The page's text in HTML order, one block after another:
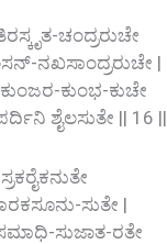
ಚಂದ್ರರುಚೇ
ನಖಸಾಂದ್ರರುಚೇ |
ಕುಂಭ-ಕುಚೇ
ಶೈಲಸುತೇ || 16 ||
ಸುತೇ |
ಸುಜಾತ-ರತೇ